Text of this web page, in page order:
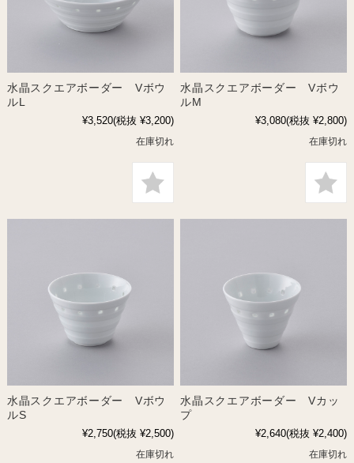
水晶スクエアボーダー Vボウ
ルL
¥3,520(税抜 ¥3,200)
在庫切れ
水晶スクエアボーダー Vボウ
ルM
¥3,080(税抜 ¥2,800)
在庫切れ
水晶スクエアボーダー Vボウ
ルS
¥2,750(税抜 ¥2,500)
在庫切れ
水晶スクエアボーダー Vカッ
プ
¥2,640(税抜 ¥2,400)
在庫切れ